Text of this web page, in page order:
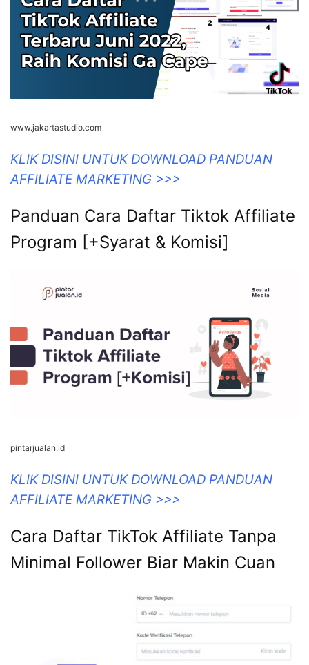
www.jakartastudio.com
KLIK DISINI UNTUK DOWNLOAD PANDUAN
AFFILIATE MARKETING >>>
Panduan Cara Daftar Tiktok Affiliate
Program [+Syarat & Komisi]
pintarjualan.id
KLIK DISINI UNTUK DOWNLOAD PANDUAN
AFFILIATE MARKETING >>>
Cara Daftar TikTok Affiliate Tanpa
Minimal Follower Biar Makin Cuan